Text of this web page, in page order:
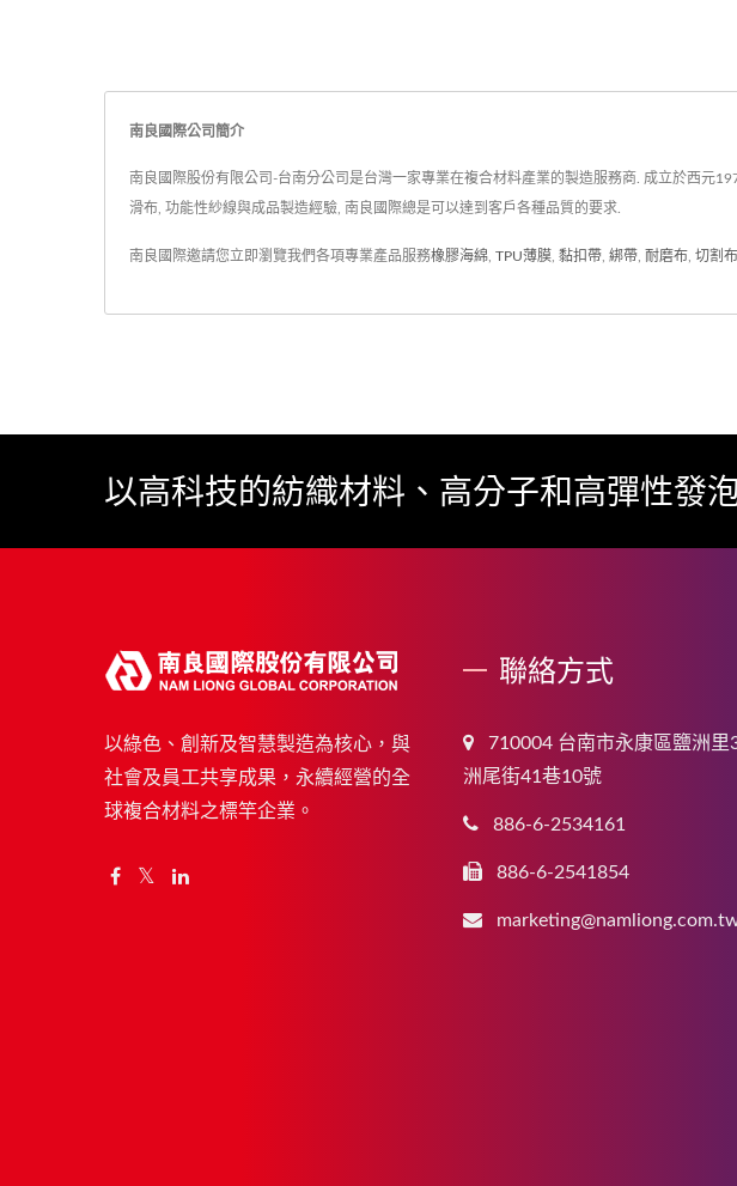
南良國際公司簡介
南良國際股份有限公司-台南分公司是台灣一家專業在複合材料產業的製造服務商. 成立於西元
滑布, 功能性紗線與成品製造經驗, 南良國際總是可以達到客戶各種品質的要求.
南良國際邀請您立即瀏覽我們各項專業產品服務橡膠海綿 TPU薄膜 黏扣帶 綁帶 耐磨布 切割布
以高科技的紡織材料、高分子和高彈性發
以綠色、創新及智慧製造為核心，與
社會及員工共享成果，永續經營的全
球複合材料之標竿企業。
聯絡方式
710004 台南市永康區鹽洲里
洲尾街41巷10號
886-6-2534161
886-6-2541854